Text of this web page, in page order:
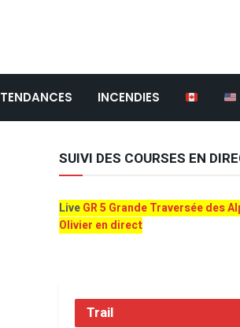
TENDANCES INCENDIES
SUIVI DES COURSES EN
LiveGR 5 Grande Traversée des
Olivier en direct
Trail